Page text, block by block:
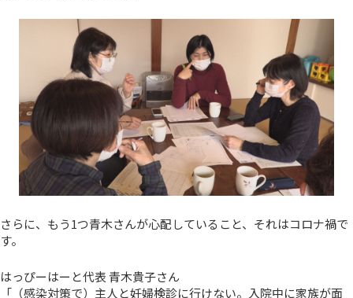
さらに、もう1つ青木さんが心配していること、それはコロナ禍で
す。
はっぴーはーと代表 青木貴子さん
「（感染対策で）主人と妊婦検診に行けない。入院中に家族が面